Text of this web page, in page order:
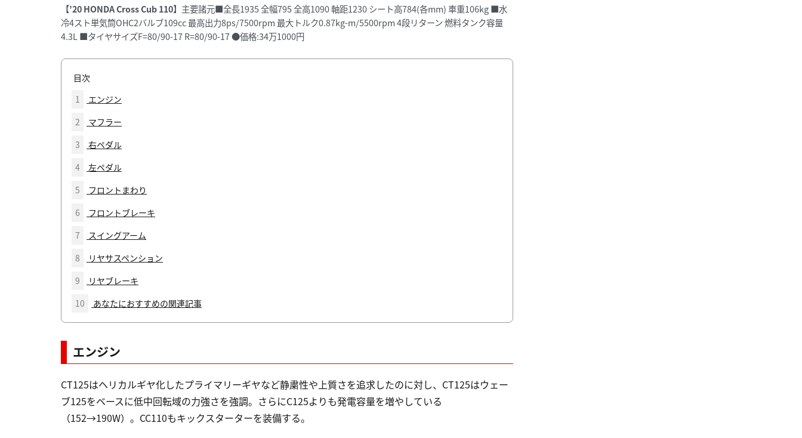
【’20 HONDA Cross Cub 110】 主要諸元■全長1935 全幅795 全高1090 軸距1230 シート高784(各mm) 車重106kg ■水
冷4スト単気筒OHC2バルブ109cc 最高出力8ps/7500rpm 最大トルク0.87kg-m/5500rpm 4段リターン 燃料タンク容量
4.3L ■タイヤサイズF=80/90-17 R=80/90-17 ●価格:34万1000円
目次
1
エンジン
2
マフラー
3
右ペダル
4
左ペダル
5
フロントまわり
6
フロントブレーキ
7
スイングアーム
8
リヤサスペンション
9
リヤブレーキ
10
あなたにおすすめの関連記事
エンジン
CT125はヘリカルギヤ化したプライマリーギヤなど静粛性や上質さを追求したのに対し、CT125はウェー
ブ125をベースに低中回転域の力強さを強調。さらにC125よりも発電容量を増やしている
（152→190W）。CC110もキックスターターを装備する。